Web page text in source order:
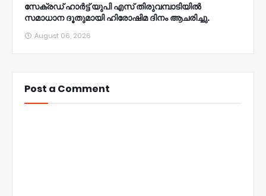
സേക്രഡ് ഹാർട്ട് യുപി എസ് തിരുവമ്പാടിയിൽ
സമാധാന ദൂതുമായി ഹിരോഷിമ ദിനം ആചരിച്ചു.
August 06, 2026
Post a Comment